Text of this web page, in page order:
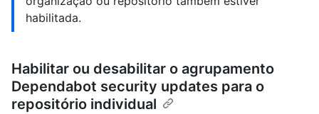
habilitada.
Habilitar ou desabilitar o agrupamento
Dependabot security updates para o
repositório individual